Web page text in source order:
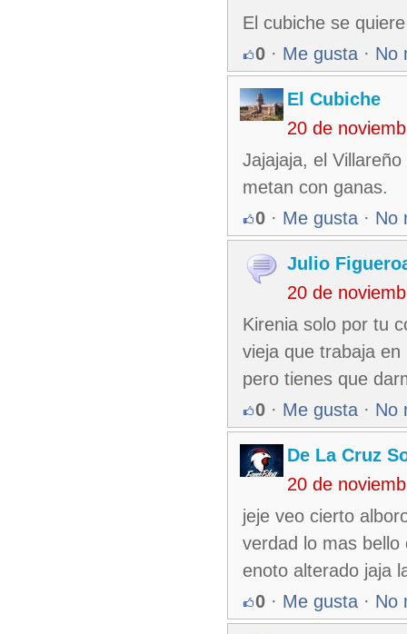
El cubiche se
0 · Me gusta · No
El Cubiche
20 de
Jajajaja, el
metan con ganas.
0 · Me gusta · No
Julio
20 de
Kirenia solo por tu
vieja que trabaja
pero tienes que
0 · Me gusta · No
De La Cruz
20 de
jeje veo cierto
verdad lo mas
enoto alterado jaja
0 · Me gusta · No